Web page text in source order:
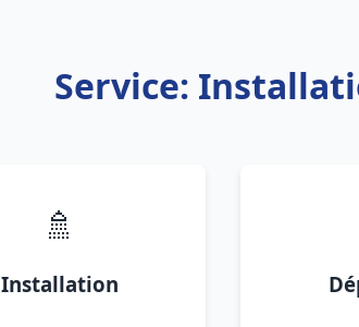
Service:
🚿
Installation